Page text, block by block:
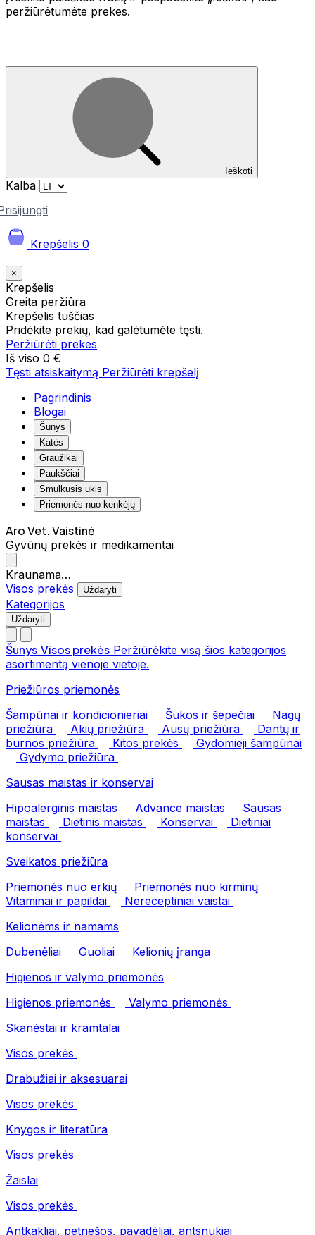
peržiūrėtumėte prekes.
Ieškoti
Kalba
Krepšelis 0
×
Krepšelis
Greita peržiūra
Krepšelis tuščias
Pridėkite prekių, kad galėtumėte tęsti.
Peržiūrėti prekes
Iš viso 0 €
Tęsti atsiskaitymą Peržiūrėti krepšelį
Pagrindinis
Blogai
Šunys
Katės
Graužikai
Paukščiai
Smulkusis ūkis
Priemonės nuo kenkėjų
Aro Vet. Vaistinė
Gyvūnų prekės ir medikamentai
Kraunama…
Visos prekės
Uždaryti
Kategorijos
Uždaryti
Šunys Visos prekės Peržiūrėkite visą šios kategorijos
asortimentą vienoje vietoje.
Priežiūros priemonės
Šampūnai ir kondicionieriai
Šukos ir šepečiai
Nagų
priežiūra
Akių priežiūra Ausų priežiūra
Dantų ir
burnos priežiūra
Kitos prekės
Gydomieji šampūnai
Gydymo priežiūra
Sausas maistas ir konservai
Hipoalerginis maistas
Advance maistas
Sausas
maistas
Dietinis maistas Konservai
Dietiniai
konservai
Sveikatos priežiūra
Priemonės nuo erkių
Priemonės nuo kirminų
Vitaminai ir papildai
Nereceptiniai vaistai
Kelionėms ir namams
Dubenėliai
Guoliai
Kelionių įranga
Higienos ir valymo priemonės
Higienos priemonės
Valymo priemonės
Skanėstai ir kramtalai
Visos prekės
Drabužiai ir aksesuarai
Visos prekės
Knygos ir literatūra
Visos prekės
Žaislai
Visos prekės
Antkakliai, petnešos, pavadėliai, antsnukiai